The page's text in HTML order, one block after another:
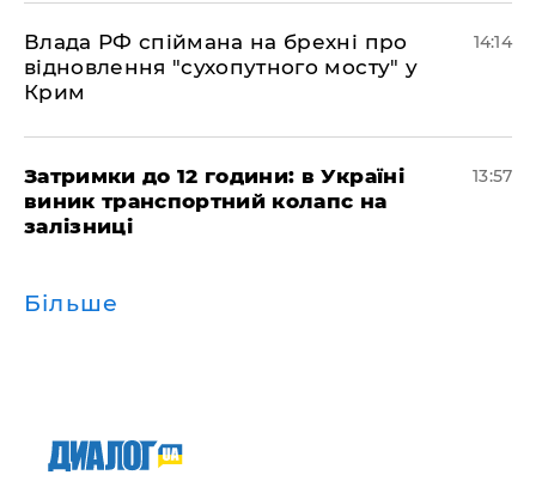
Влада РФ спіймана на брехні про
відновлення "сухопутного мосту" у
Крим
14:14
Затримки до 12 години: в Україні
виник транспортний колапс на
залізниці
13:57
Більше